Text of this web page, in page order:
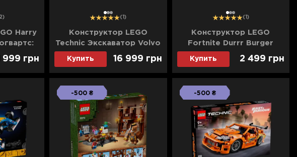
Harry
(76445)
999 грн
123 (1)
Конструктор LEGO
Technic Экскаватор Volvo
EC500 Hybrid (42215)
Купить 16 999 грн
12 3 (1)
Конструктор LEGO
Fortnite Durrr Burger
ресторан (77076)
Купить 2 499 грн
-500 ₴ -500 ₴
цене в Ябко